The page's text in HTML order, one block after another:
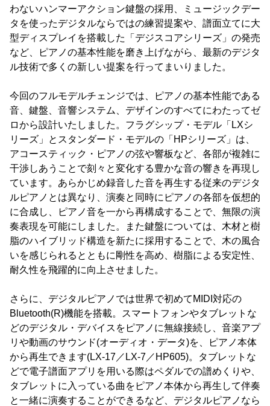
わないハンマーアクション鍵盤の採用、ミュージックデー
タを使ったデジタルならではの練習提案や、譜面立てに大
型ディスプレイを搭載した「デジスコアシリーズ」の発売
など、ピアノの基本性能を磨き上げながら、最新のデジタ
ル技術で多くの新しい提案を行ってまいりました。
今回のフルモデルチェンジでは、ピアノの基本性能である
音、鍵盤、音響システム、デザインのすべてにわたってゼ
ロから設計いたしました。フラグシップ・モデル「LXシ
リーズ」とスタンダード・モデルの「HPシリーズ」は、
アコースティック・ピアノの弦や響板など、各部が複雑に
干渉しあうことで刻々と変化する豊かな音の響きを再現し
ています。あらかじめ録音した音を再生する従来のデジタ
ルピアノとは異なり、演奏と同時にピアノの各部を仮想的
に合成し、ピアノ音を一から再構成することで、無限の演
奏表現を可能にしました。また鍵盤については、木材と樹
脂のハイブリッド構造を新たに採用することで、木の風合
いを感じられるとともに剛性を高め、樹脂による安定性、
耐久性を飛躍的に向上させました。
さらに、デジタルピアノでは世界で初めてMIDI対応の
Bluetooth(R)機能を搭載。スマートフォンやタブレットな
どのデジタル・デバイスをピアノに無線接続し、音楽アプ
リや動画のサウンド(オーディオ・データ)を、ピアノ本体
から再生できます(LX-17／LX-7／HP605)。タブレットな
どで電子譜面アプリを用いる際はペダルでの譜めくりや、
タブレットに入っている曲をピアノ本体から再生して伴奏
と一緒に演奏することができるなど、デジタルピアノなら